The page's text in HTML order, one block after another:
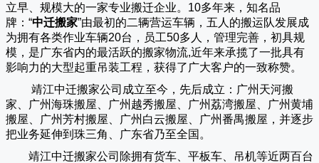
立早、规模大的一家专业搬迁企业。10多年来，知名品
牌：“中迁搬家”由最初的二辆营运车辆，五人的搬运队发展成
为拥有各类作业车辆20台，员工50多人，管理完善，初具规
模，是广东省内的最活跃的搬家物流,近年来承揽了一批具有
影响力的大型起重吊装工程，获得了广大客户的一致称赞。
靖江中迁搬家公司成立至今，先后成立：广州天河搬
家、广州海珠搬屋、广州越秀搬屋、广州荔湾搬屋、广州黄埔
搬屋、广州芳村搬屋、广州白云搬屋、广州番禺搬屋，并逐步
把业务延伸到珠三角、广东省乃至全国。
靖江中迁搬家公司除拥有货车、平板车、吊机等近两百台